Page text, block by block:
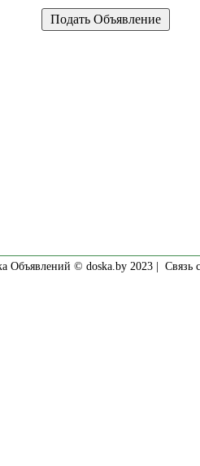
Объявлений © doska.by 2023 | Связь